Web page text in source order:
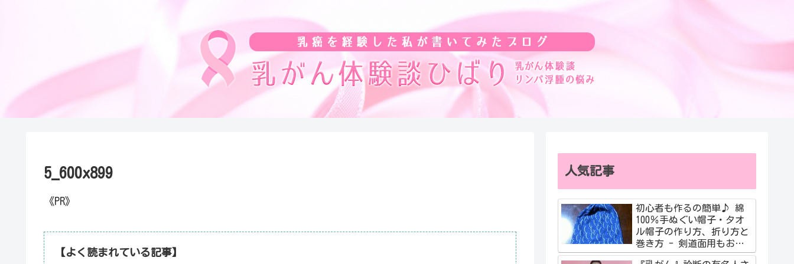
5_600x899
《PR》
【よく読まれている記事】
人気記事
初心者も作るの簡単♪ 綿
100％手ぬぐい帽子・タオ
ル帽子の作り方、折り方と
巻き方 - 剣道面用もおす
すめ！簡単動画も紹介